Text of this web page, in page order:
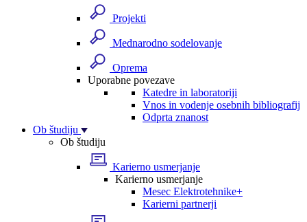
Projekti
Mednarodno sodelovanje
Oprema
Uporabne povezave
Katedre in laboratoriji
Vnos in vodenje osebnih bibliografij
Odprta znanost
Ob študiju
Ob študiju
Karierno usmerjanje
Karierno usmerjanje
Mesec Elektrotehnike+
Karierni partnerji